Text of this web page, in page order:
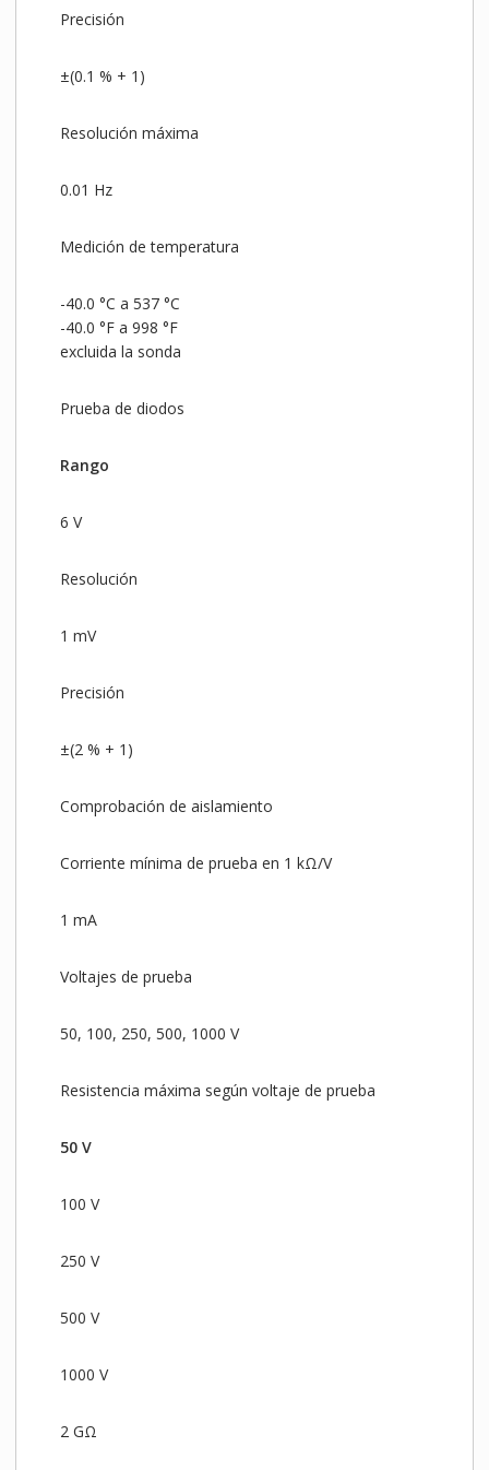
Precisión
±(0.1 % + 1)
Resolución máxima
0.01 Hz
Medición de temperatura
-40.0 °C a 537 °C
-40.0 °F a 998 °F
excluida la sonda
Prueba de diodos
Rango
6 V
Resolución
1 mV
Precisión
±(2 % + 1)
Comprobación de aislamiento
Corriente mínima de prueba en 1 kΩ/V
1 mA
Voltajes de prueba
50, 100, 250, 500, 1000 V
Resistencia máxima según voltaje de prueba
50 V
100 V
250 V
500 V
1000 V
2 GΩ